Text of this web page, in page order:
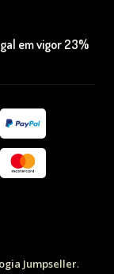
em vigor 23%
Jumpseller.